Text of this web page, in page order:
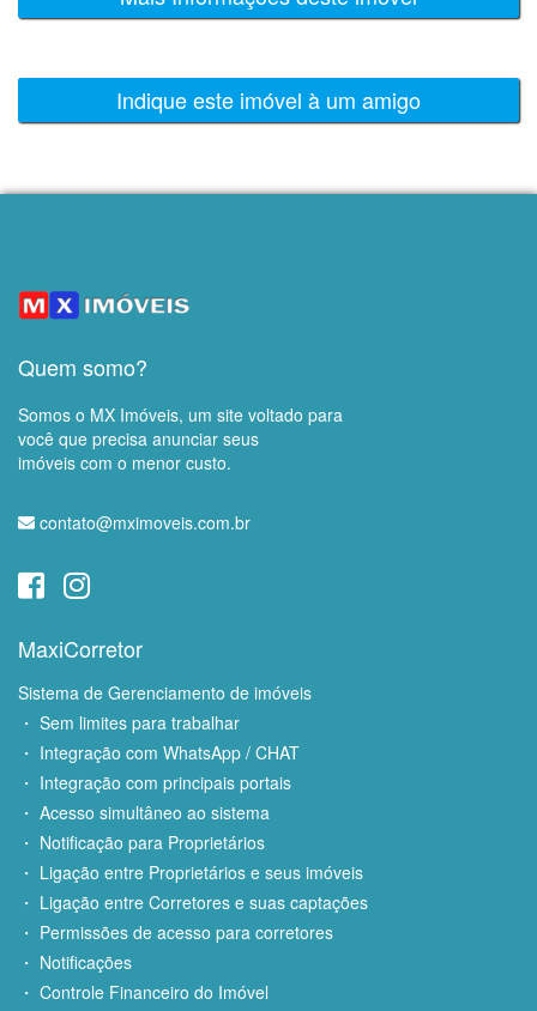
Indique este imóvel à um amigo
Quem somo?
Somos o MX Imóveis, um site voltado para
você que precisa anunciar seus
imóveis com o menor custo.
contato@mximoveis.com.br
MaxiCorretor
Sistema de Gerenciamento de imóveis
・ Sem limites para trabalhar
・ Integração com WhatsApp / CHAT
・ Integração com principais portais
・ Acesso simultâneo ao sistema
・ Notificação para Proprietários
・ Ligação entre Proprietários e seus imóveis
・ Ligação entre Corretores e suas captações
・ Permissões de acesso para corretores
・ Notificações
・ Controle Financeiro do Imóvel